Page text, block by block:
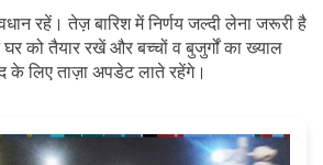
रहें। तेज़ बारिश में निर्णय जल्दी लेना जरूरी है
घर को तैयार रखें और बच्चों व बुजुर्गों का ख्याल
लिए ताज़ा अपडेट लाते रहेंगे।